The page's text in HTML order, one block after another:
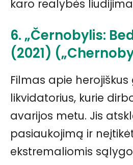
karo realybės
6. „Černobylis:
(2021)
Filmas apie herojiškus
likvidatorius, kurie
avarijos metu. Jis
pasiaukojimą ir
ekstremaliomis